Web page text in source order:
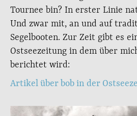
Tournee bin? In erster Linie
Und zwar mit, an und auf
Segelbooten. Zur Zeit gibt es
Ostseezeitung in dem über
berichtet wird:
Artikel über bob in der